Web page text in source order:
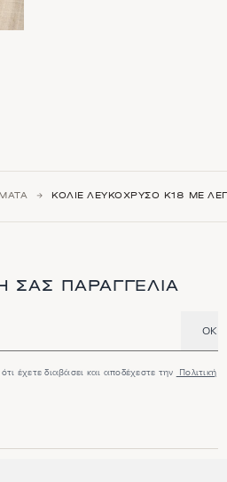
ΚΟΛΙΈ ΛΕΥΚΌΧΡΥΣΟ Κ18 ΜΕ
ΣΑΣ ΠΑΡΑΓΓΕΛΊΑ
OK
έχετε διαβάσει και αποδέχεστε την
Πολιτική